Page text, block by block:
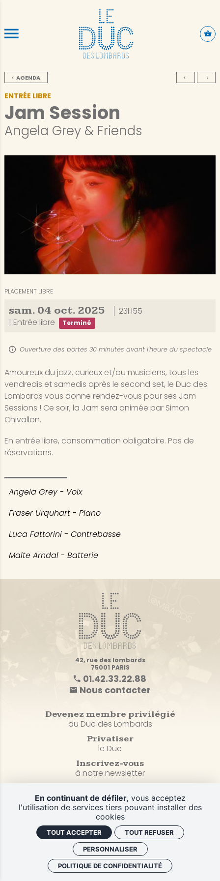
ALLER AU CONTENU PRINCIPAL
AGENDA
ENTRÉE LIBRE
Jam Session
Angela Grey & Friends
PLACEMENT LIBRE
sam. 04 oct. 2025
23H55
| Entrée libre Terminé
Ouverture des portes 30 minutes avant l'heure du spectacle
Amoureux du jazz, curieux et/ou musiciens, tous les
vendredis et samedis après le second set, le Duc des
Lombards vous donne rendez-vous pour ses Jam
Sessions ! Ce soir, la Jam sera animée par Simon
Chivallon.
En entrée libre, consommation obligatoire. Pas de
réservations.
Angela Grey - Voix
Fraser Urquhart - Piano
Luca Fattorini - Contrebasse
Malte Arndal - Batterie
42, rue des lombards
75001 PARIS
01.42.33.22.88
Nous contacter
Devenez membre privilégié
du Duc des Lombards
Privatiser
le Duc
Inscrivez-vous
à notre newsletter
Plan du site
CGV et Politique de confidentialité
Mentions légales
Gestion des cookies
CGV
Retrouver vos commandes
En continuant de défiler, vous acceptez
l'utilisation de services tiers pouvant installer des
cookies
TOUT ACCEPTER TOUT REFUSER
PERSONNALISER
POLITIQUE DE CONFIDENTIALITÉ